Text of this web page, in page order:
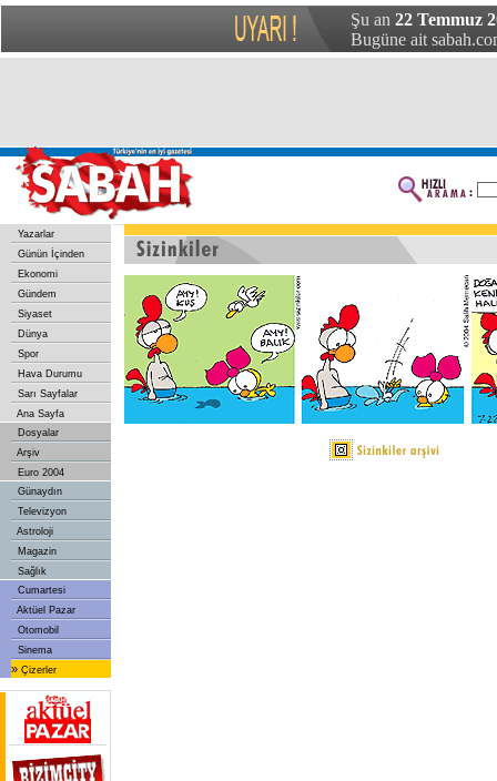
Şu an 22 Temmuz
Bugüne ait
Yazarlar
Günün İçinden
Ekonomi
Gündem
Siyaset
Dünya
Spor
Hava Durumu
Sarı Sayfalar
Ana Sayfa
Dosyalar
Arşiv
Euro 2004
Günaydın
Televizyon
Astroloji
Magazin
Sağlık
Cumartesi
Aktüel Pazar
Otomobil
Sinema
» Çizerler